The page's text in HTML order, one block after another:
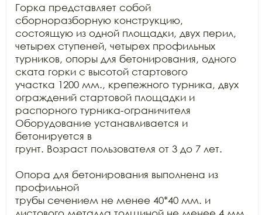
Горка представляет собой
сборноразборную конструкцию,
состоящую из одной площадки, двух перил,
четырех ступеней, четырех профильных
турников, опоры для бетонирования, одного
ската горки с высотой стартового
участка 1200 мм., крепежного турника, двух
ограждений стартовой площадки и
распорного турника-ограничителя
Оборудование устанавливается и
бетонируется в
грунт. Возраст пользователя от 3 до 7 лет.
Опора для бетонирования выполнена из
профильной
трубы сечением не менее 40*40 мм. и